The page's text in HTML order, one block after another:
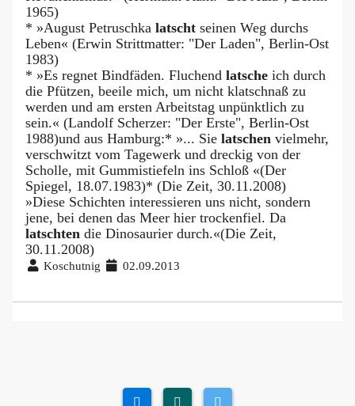
1965)
* »August Petruschka latscht seinen Weg durchs
Leben« (Erwin Strittmatter: "Der Laden", Berlin-Ost
1983)
* »Es regnet Bindfäden. Fluchend latsche ich durch
die Pfützen, beeile mich, um nicht klatschnaß zu
werden und am ersten Arbeitstag unpünktlich zu
sein.« (Landolf Scherzer: "Der Erste", Berlin-Ost
1988)und aus Hamburg:* »... Sie latschen vielmehr,
verschwitzt vom Tagewerk und dreckig von der
Scholle, mit Gummistiefeln ins Schloß «(Der
Spiegel, 18.07.1983)* (Die Zeit, 30.11.2008)
»Diese Schichten interessieren uns nicht, sondern
jene, bei denen das Meer hier trockenfiel. Da
latschten die Dinosaurier durch.«(Die Zeit,
30.11.2008)
Koschutnig 02.09.2013